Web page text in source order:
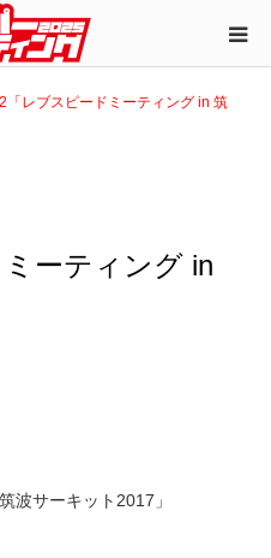
「レブスピードミーティング in 筑
ーティング in
波サーキット2017」